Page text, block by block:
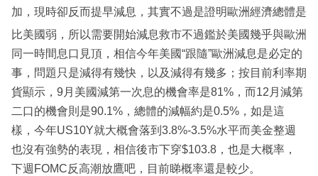
加，現時卻反而提早減息，其實不過是證明歐洲經濟總體是
比美國弱，所以需要開始減息救市不過鑑於美國幾乎與歐洲
同一時間息口見頂，相信今年美國“跟隨”歐洲減息是必定的
事，問題只是減得有幾快，以及減得有幾多；按目前利率期
貨顯示，9月美國減第一次息的機會率是81%，而12月減第
二口的機會則是90.1%，總體的減幅約是0.5%，如是這
樣，今年US10Y就大概會落到3.8%-3.5%水平而美金整週
也沒有強勢的表現，相信後市下穿$103.8，也是大概率，
下週FOMC反高潮放鷹吧，目前睇概率還是較少。